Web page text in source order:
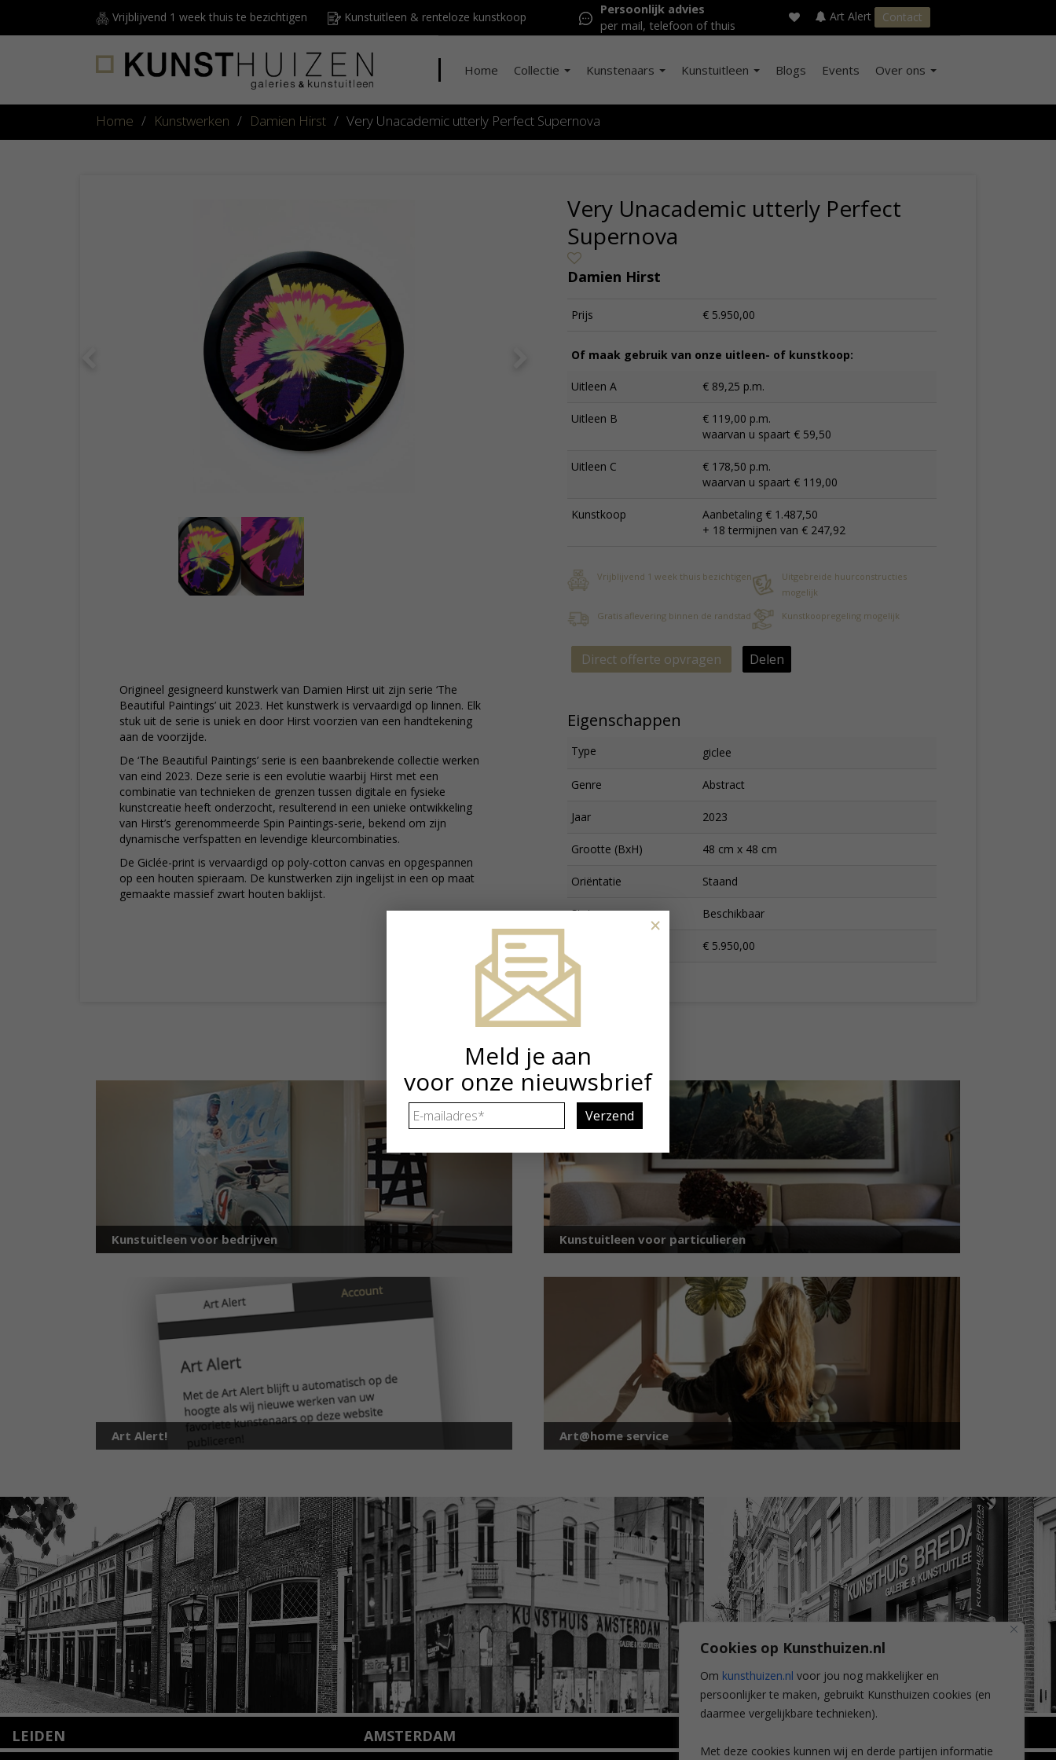
Cookies op Kunsthuizen.nl
Om kunsthuizen.nl voor jou nog makkelijker en
persoonlijker te maken, gebruikt Kunsthuizen cookies (en
daarmee vergelijkbare technieken).
Met deze cookies kunnen wij en derde partijen informatie
Vrijblijvend 1 week thuis te bezichtigen Kunstuitleen & renteloze kunstkoop
Persoonlijk advies
per mail, telefoon of thuis
Art Alert Contact
Home Collectie Kunstenaars Kunstuitleen Blogs Events Over ons
Home / Kunstwerken / Damien Hirst / Very Unacademic utterly Perfect Supernova
Origineel gesigneerd kunstwerk van Damien Hirst uit zijn serie ‘The
Beautiful Paintings’ uit 2023. Het kunstwerk is vervaardigd op linnen. Elk
stuk uit de serie is uniek en door Hirst voorzien van een handtekening
aan de voorzijde.
De ‘The Beautiful Paintings’ serie is een baanbrekende collectie werken
van eind 2023. Deze serie is een evolutie waarbij Hirst met een
combinatie van technieken de grenzen tussen digitale en fysieke
kunstcreatie heeft onderzocht, resulterend in een unieke ontwikkeling
van Hirst’s gerenommeerde Spin Paintings-serie, bekend om zijn
dynamische verfspatten en levendige kleurcombinaties.
De Giclée-print is vervaardigd op poly-cotton canvas en opgespannen
op een houten spieraam. De kunstwerken zijn ingelijst in een op maat
gemaakte massief zwart houten baklijst.
Very Unacademic utterly Perfect
Supernova
Damien Hirst
Prijs € 5.950,00
Of maak gebruik van onze uitleen- of kunstkoop:
Uitleen A € 89,25 p.m.
Uitleen B
€ 119,00 p.m.
waarvan u spaart € 59,50
Uitleen C
€ 178,50 p.m.
waarvan u spaart € 119,00
Kunstkoop
Aanbetaling € 1.487,50
+ 18 termijnen van € 247,92
Vrijblijvend 1 week thuis bezichtigen
Uitgebreide huurconstructies
mogelijk
Gratis aflevering binnen de randstad
Kunstkoopregeling mogelijk
Direct offerte opvragen Delen
Eigenschappen
Type giclee
Genre Abstract
Jaar 2023
Grootte (BxH) 48 cm x 48 cm
Oriëntatie Staand
Status Beschikbaar
€ 5.950,00
Kunstuitleen voor bedrijven Kunstuitleen voor particulieren
Art Alert! Art@home service
LEIDEN AMSTERDAM
Meld je aan
voor onze nieuwsbrief
E-
mailadres *
×